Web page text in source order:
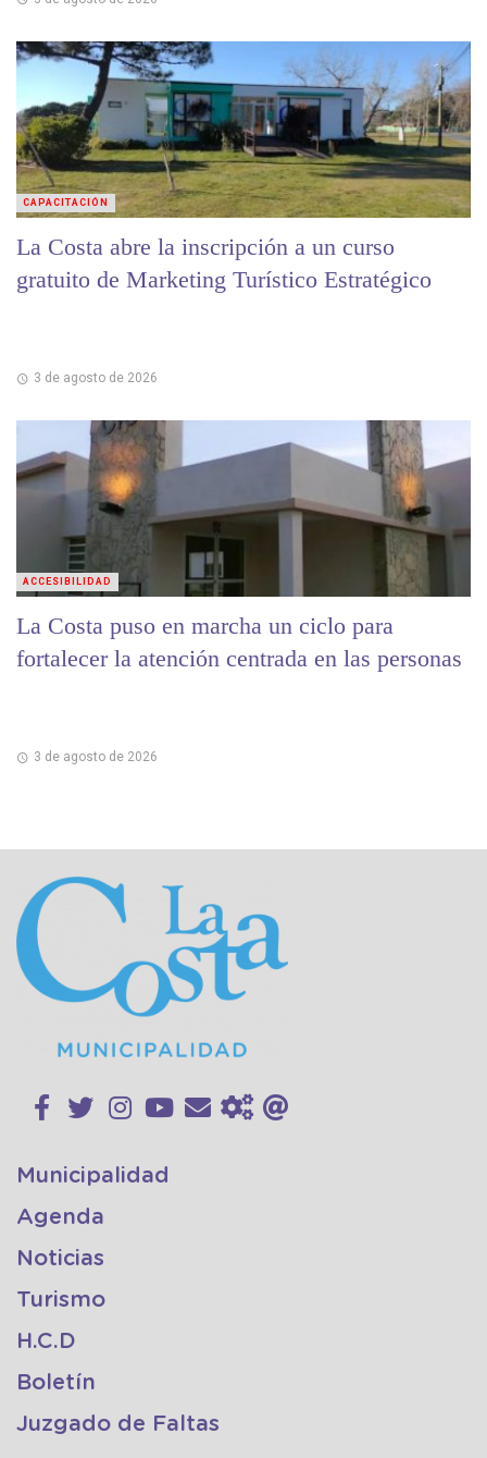
La Costa abre la inscripción a un curso
gratuito de Marketing Turístico Estratégico
3 de agosto de 2026
CAPACITACIÓN
La Costa puso en marcha un ciclo para
fortalecer la atención centrada en las personas
3 de agosto de 2026
ACCESIBILIDAD
Municipalidad
Agenda
Noticias
Turismo
H.C.D
Boletín
Juzgado de Faltas